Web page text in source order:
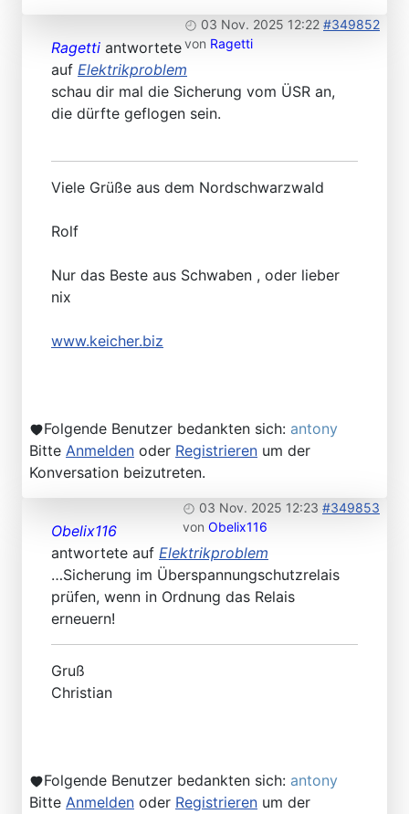
03 Nov. 2025 12:22 #349852
von Ragetti
Ragetti antwortete
auf Elektrikproblem
schau dir mal die Sicherung vom ÜSR an,
die dürfte geflogen sein.
Viele Grüße aus dem Nordschwarzwald
Rolf
Nur das Beste aus Schwaben , oder lieber
nix
www.keicher.biz
Folgende Benutzer bedankten sich: antony
Bitte Anmelden oder Registrieren um der
Konversation beizutreten.
03 Nov. 2025 12:23 #349853
von Obelix116
Obelix116
antwortete auf Elektrikproblem
…Sicherung im Überspannungschutzrelais
prüfen, wenn in Ordnung das Relais
erneuern!
Gruß
Christian
Folgende Benutzer bedankten sich: antony
Bitte Anmelden oder Registrieren um der